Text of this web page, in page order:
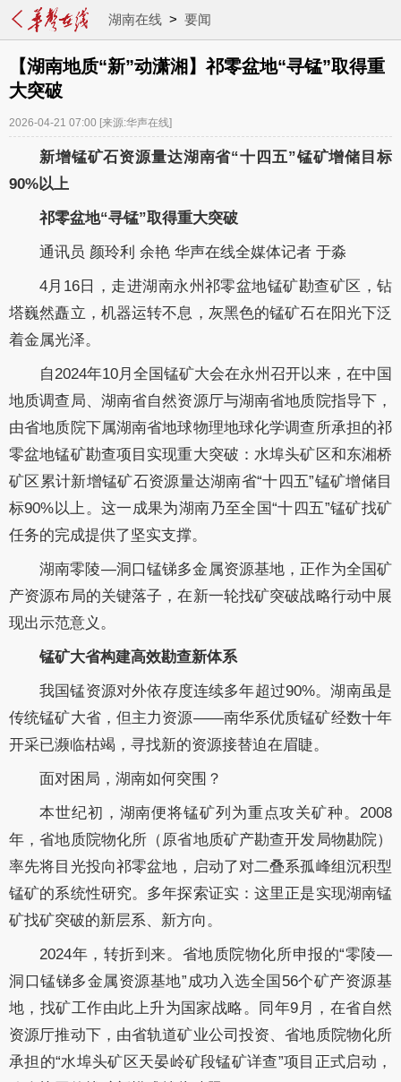
湖南在线> 要闻
【湖南地质“新”动潇湘】祁零盆地“寻锰”取得重
大突破
2026-04-21 07:00 [来源:华声在线]
新增锰矿石资源量达湖南省“十四五”锰矿增储目标
90%以上
祁零盆地“寻锰”取得重大突破
通讯员 颜玲利 余艳 华声在线全媒体记者 于淼
4月16日，走进湖南永州祁零盆地锰矿勘查矿区，钻
塔巍然矗立，机器运转不息，灰黑色的锰矿石在阳光下泛
着金属光泽。
自2024年10月全国锰矿大会在永州召开以来，在中国
地质调查局、湖南省自然资源厅与湖南省地质院指导下，
由省地质院下属湖南省地球物理地球化学调查所承担的祁
零盆地锰矿勘查项目实现重大突破：水埠头矿区和东湘桥
矿区累计新增锰矿石资源量达湖南省“十四五”锰矿增储目
标90%以上。这一成果为湖南乃至全国“十四五”锰矿找矿
任务的完成提供了坚实支撑。
湖南零陵—洞口锰锑多金属资源基地，正作为全国矿
产资源布局的关键落子，在新一轮找矿突破战略行动中展
现出示范意义。
锰矿大省构建高效勘查新体系
我国锰资源对外依存度连续多年超过90%。湖南虽是
传统锰矿大省，但主力资源——南华系优质锰矿经数十年
开采已濒临枯竭，寻找新的资源接替迫在眉睫。
面对困局，湖南如何突围？
本世纪初，湖南便将锰矿列为重点攻关矿种。2008
年，省地质院物化所（原省地质矿产勘查开发局物勘院）
率先将目光投向祁零盆地，启动了对二叠系孤峰组沉积型
锰矿的系统性研究。多年探索证实：这里正是实现湖南锰
矿找矿突破的新层系、新方向。
2024年，转折到来。省地质院物化所申报的“零陵—
洞口锰锑多金属资源基地”成功入选全国56个矿产资源基
地，找矿工作由此上升为国家战略。同年9月，在省自然
资源厅推动下，由省轨道矿业公司投资、省地质院物化所
承担的“水埠头矿区天晏岭矿段锰矿详查”项目正式启动，